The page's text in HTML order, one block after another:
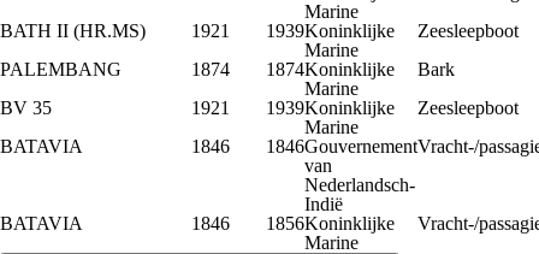
Marine
BATH II (HR.MS)
1921 1939Koninklijke
Marine
Zeesleepboot
PALEMBANG
1874 1874Koninklijke
Marine
Bark
BV 35
1921 1939Koninklijke
Marine
Zeesleepboot
BATAVIA
1846 1846Gouvernement
van
Nederlandsch-
Indië
Vracht-/
BATAVIA 1846 1856Koninklijke
Marine
Vracht-/